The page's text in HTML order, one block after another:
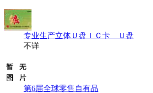
专业生产立体Ｕ盘ＩＣ卡 Ｕ盘
不详
第6届全球零售自有品